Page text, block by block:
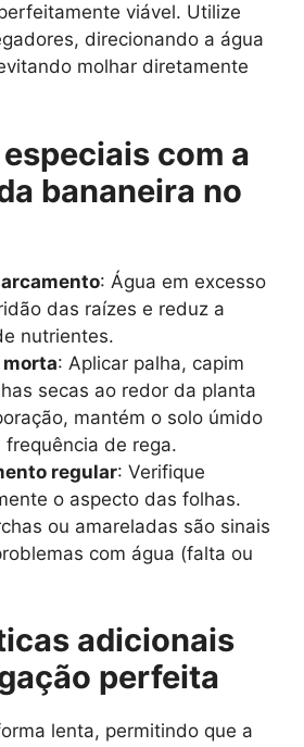
viável. Utilize
direcionando a água
molhar diretamente
com a
bananeira no
: Água em excesso
das raízes e reduz a
nutrientes.
: Aplicar palha, capim
secas ao redor da planta
mantém o solo úmido
frequência de rega.
regular: Verifique
o aspecto das folhas.
ou amareladas são sinais
com água (falta ou
adicionais
perfeita
lenta, permitindo que a